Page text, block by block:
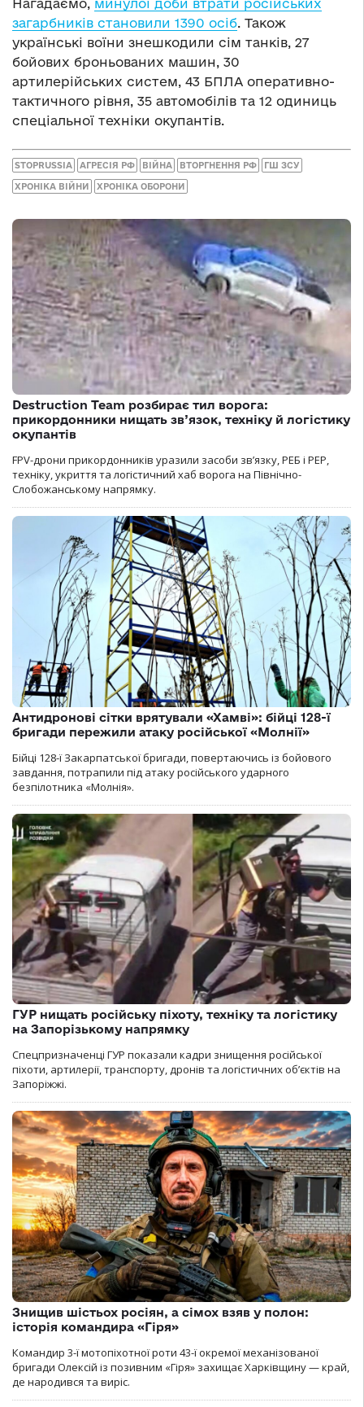
Нагадаємо, минулої доби втрати російських
загарбників становили 1390 осіб. Також
українські воїни знешкодили сім танків, 27
бойових броньованих машин, 30
артилерійських систем, 43 БПЛА оперативно-
тактичного рівня, 35 автомобілів та 12 одиниць
спеціальної техніки окупантів.
STOPRUSSIA АГРЕСІЯ РФ ВІЙНА ВТОРГНЕННЯ РФ ГШ ЗСУ
ХРОНІКА ВІЙНИ ХРОНІКА ОБОРОНИ
Destruction Team розбирає тил ворога:
прикордонники нищать зв’язок, техніку й логістику
окупантів
FPV-дрони прикордонників уразили засоби зв’язку, РЕБ і РЕР,
техніку, укриття та логістичний хаб ворога на Північно-
Слобожанському напрямку.
Антидронові сітки врятували «Хамві»: бійці 128-ї
бригади пережили атаку російської «Молнії»
Бійці 128-ї Закарпатської бригади, повертаючись із бойового
завдання, потрапили під атаку російського ударного
безпілотника «Молнія».
ГУР нищать російську піхоту, техніку та логістику
на Запорізькому напрямку
Спецпризначенці ГУР показали кадри знищення російської
піхоти, артилерії, транспорту, дронів та логістичних об’єктів на
Запоріжжі.
Знищив шістьох росіян, а сімох взяв у полон:
історія командира «Гіря»
Командир 3-ї мотопіхотної роти 43-ї окремої механізованої
бригади Олексій із позивним «Гіря» захищає Харківщину — край,
де народився та виріс.